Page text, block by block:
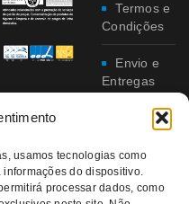
usamos tecnologias como
do dispositivo.
processar dados, como
Termos e
Condições
Envio e
Entregas
Trocas e
Política
de